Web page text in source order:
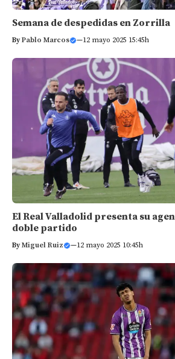
Semana de despedidas en Zorrilla
ByPablo Marcos —12 mayo 2025 15:45h
El Real Valladolid presenta su
doble partido
ByMiguel Ruiz —12 mayo 2025 10:45h